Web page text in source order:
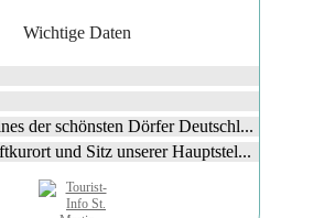
Wichtige Daten
der schönsten Dörfer Deutschl...
und Sitz unserer Hauptstel...